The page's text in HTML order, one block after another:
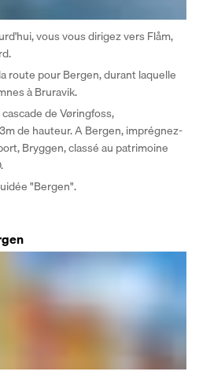
vous vous dirigez vers Flåm,
route pour Bergen, durant laquelle
à Bruravik.
de Vøringfoss,
de hauteur. A Bergen, imprégnez-
Bryggen, classé au patrimoine
"Bergen".